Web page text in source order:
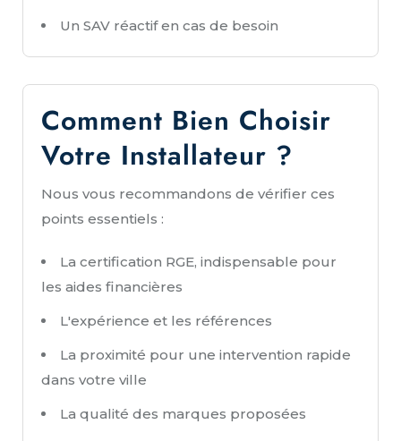
Un SAV réactif en cas de besoin
Comment Bien Choisir
Votre Installateur ?
Nous vous recommandons de vérifier ces
points essentiels :
La certification RGE, indispensable pour
les aides financières
L'expérience et les références
La proximité pour une intervention rapide
dans votre ville
La qualité des marques proposées